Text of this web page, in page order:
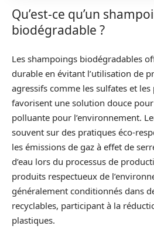
Qu’est-ce qu’un
biodégradable ?
Les shampoings biodégradables
durable en évitant l’utilisation de
agressifs comme les sulfates et les
favorisent une solution douce
polluante pour l’environnement.
souvent sur des pratiques éco-
les émissions de gaz à effet de
d’eau lors du processus de
produits respectueux de
généralement conditionnés dans
recyclables, participant à la
plastiques.